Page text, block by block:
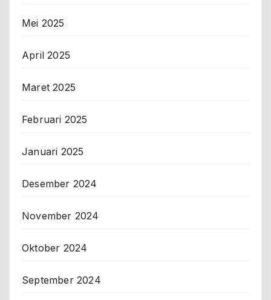
Mei 2025
April 2025
Maret 2025
Februari 2025
Januari 2025
Desember 2024
November 2024
Oktober 2024
September 2024